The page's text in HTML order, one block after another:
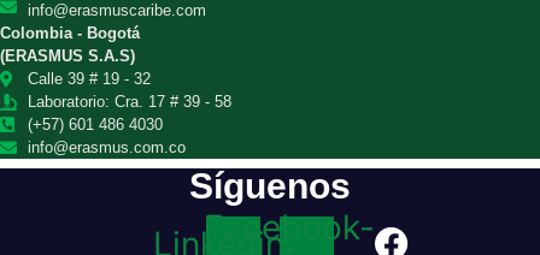
info@erasmuscaribe.com
Colombia - Bogotá
(ERASMUS S.A.S)
Calle 39 # 19 - 32
Laboratorio: Cra. 17 # 39 - 58
(+57) 601 486 4030
info@erasmus.com.co
Síguenos
Linkedin
Facebook-